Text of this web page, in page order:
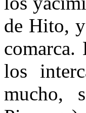
de Hito,
los
mucho,